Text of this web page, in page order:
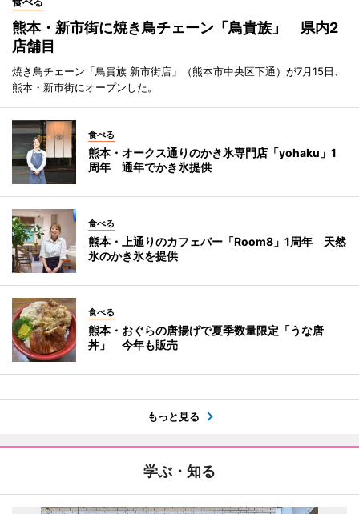
熊本・新市街に焼き鳥チェーン「鳥貴族」 県内2
店舗目
焼き鳥チェーン「鳥貴族 新市街店」（熊本市中央区下通）が7月15日、
熊本・新市街にオープンした。
食べる
熊本・オークス通りのかき氷専門店「yohaku」1
周年 通年でかき氷提供
食べる
熊本・上通りのカフェバー「Room8」1周年 天然
氷のかき氷を提供
食べる
熊本・おぐらの唐揚げで夏季数量限定「うな唐
丼」 今年も販売
もっと見る
学ぶ・知る